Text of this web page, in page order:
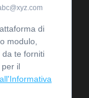
di
modulo,
da te forniti
per il
all'Informativa